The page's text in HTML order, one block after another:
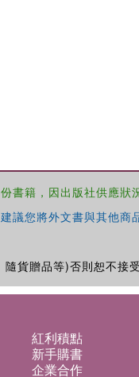
籍，因出版社供應狀
您將外文書與其他商
貨贈品等)否則恕不接受
紅利積點
新手購書
企業合作